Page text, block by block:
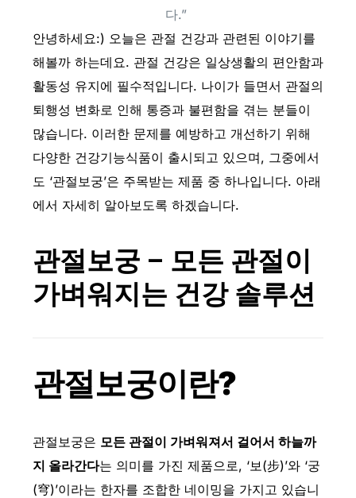
다.”
안녕하세요:) 오늘은 관절 건강과 관련된 이야기를
해볼까 하는데요. 관절 건강은 일상생활의 편안함과
활동성 유지에 필수적입니다. 나이가 들면서 관절의
퇴행성 변화로 인해 통증과 불편함을 겪는 분들이
많습니다. 이러한 문제를 예방하고 개선하기 위해
다양한 건강기능식품이 출시되고 있으며, 그중에서
도 ‘관절보궁’은 주목받는 제품 중 하나입니다. 아래
에서 자세히 알아보도록 하겠습니다.
관절보궁 – 모든 관절이
가벼워지는 건강 솔루션
관절보궁이란?
관절보궁은 모든 관절이 가벼워져서 걸어서 하늘까
지 올라간다는 의미를 가진 제품으로, ‘보(步)’와 ‘궁
(穹)’이라는 한자를 조합한 네이밍을 가지고 있습니